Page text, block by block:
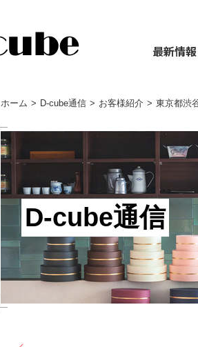
最新情報
ホーム D-cube通信 お客様紹介 東京都
D-cube通信